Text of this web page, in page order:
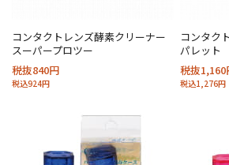
コンタクトレンズ酵素クリーナー
スーパープロツー
税抜840円
税込924円
コンタク
パレット
税抜1,160
税込1,276円